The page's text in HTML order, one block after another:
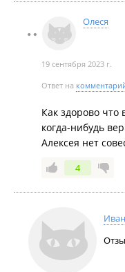
Олеся
19 сентября 2023 г.
Ответ на
Как здорово
когда-нибудь
Алексея нет
4
Иван